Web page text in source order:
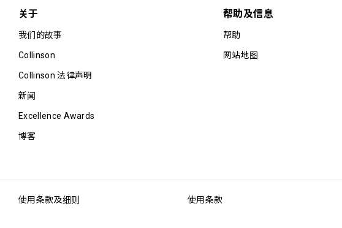
关于
我们的故事
Collinson
Collinson 法律声明
新闻
Excellence Awards
博客
帮助及信息
帮助
网站地图
使用条款及细则 使用条款